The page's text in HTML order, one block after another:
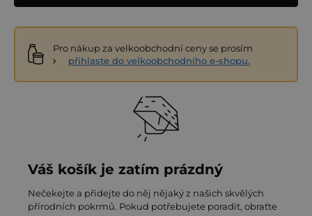
Pro nákup za velkoobchodní ceny se prosím
přihlaste do velkoobchodního e-shopu.
Váš košík je zatím prázdný
Nečekejte a přidejte do něj nějaký z našich skvělých
přírodních pokrmů. Pokud potřebujete poradit, obraťte